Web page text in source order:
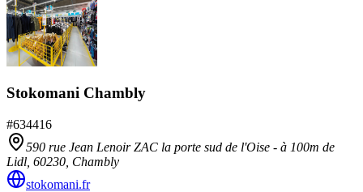
Stokomani Chambly
#634416
590 rue Jean Lenoir ZAC la porte sud de l'Oise - à 100m de
Lidl, 60230 Chambly
stokomani.fr